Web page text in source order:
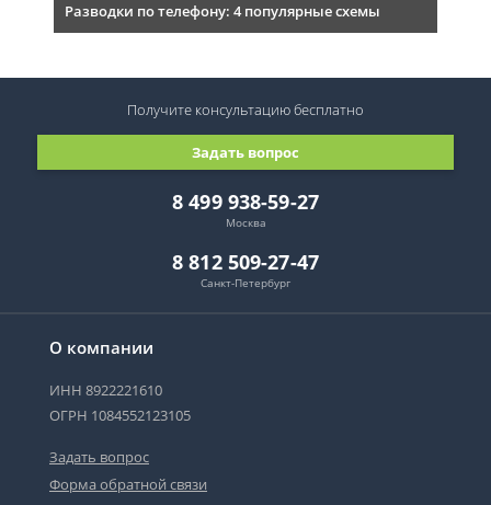
Разводки по телефону: 4 популярные схемы
О компании
ИНН 8922221610
ОГРН 1084552123105
Задать вопрос
Форма обратной связи
8 499 938-59-27
Москва
8 812 509-27-47
Санкт-Петербург
Задать вопрос
Получите консультациюбесплатно